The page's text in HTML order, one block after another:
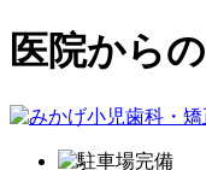
医院から